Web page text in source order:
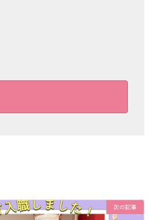
次の記事